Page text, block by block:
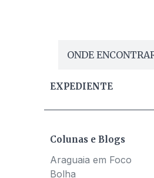
ONDE
EXPEDIENTE
Colunas e Blogs
Araguaia em Foco
Bolha